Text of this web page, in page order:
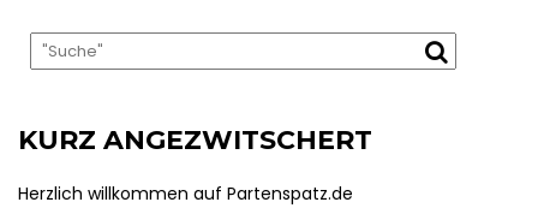
KURZ ANGEZWITSCHERT
Herzlich willkommen auf Partenspatz.de